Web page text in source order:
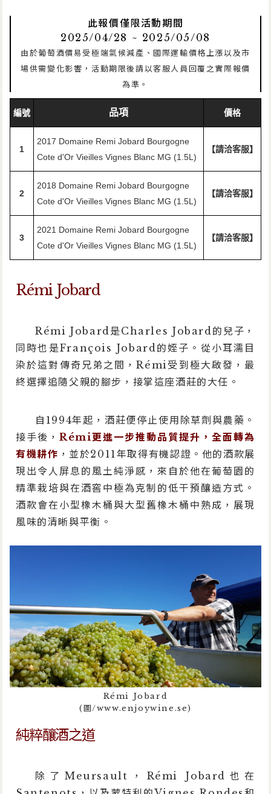
此報價僅限活動期間
2025/04/28 ~ 2025/05/08
由於葡萄酒價易受極端氣候減產、國際運輸價格上漲以及市
場供需變化影響，活動期限後請以客服人員回覆之實際報價
為準。
編號 品項 價格
1
2017 Domaine Remi Jobard Bourgogne
Cote d'Or Vieilles Vignes Blanc MG (1.5L)
【請洽客服】
2
2018 Domaine Remi Jobard Bourgogne
Cote d'Or Vieilles Vignes Blanc MG (1.5L)
【請洽客服】
3
2021 Domaine Remi Jobard Bourgogne
Cote d'Or Vieilles Vignes Blanc MG (1.5L)
【請洽客服】
Rémi Jobard
Rémi Jobard是Charles Jobard的兒子，
同時也是François Jobard的姪子。從小耳濡目
染於這對傳奇兄弟之間，Rémi受到極大啟發，最
終選擇追隨父親的腳步，接掌這座酒莊的大任。
自1994年起，酒莊便停止使用除草劑與農藥。
接手後，Rémi更進一步推動品質提升，全面轉為
有機耕作 ，並於2011年取得有機認證。他的酒款展
現出令人屏息的風土純淨感，來自於他在葡萄園的
精準栽培與在酒窖中極為克制的低干預釀造方式。
酒款會在小型橡木桶與大型舊橡木桶中熟成，展現
風味的清晰與平衡。
Rémi Jobard
(圖/www.enjoywine.se)
純粹釀酒之道
除了Meursault，Rémi Jobard也在